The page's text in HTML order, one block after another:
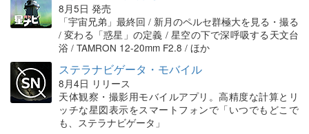
8月5日 発売
「宇宙兄弟」最終回 / 新月のペルセ群極大を見る・撮る
/ 変わる「惑星」の定義 / 星空の下で深呼吸する天文台
浴 / TAMRON 12-20mm F2.8 / ほか
ステラナビゲータ・モバイル
8月4日 リリース
天体観察・撮影用モバイルアプリ。高精度な計算とリ
ッチな星図表示をスマートフォンで「いつでもどこで
も、ステラナビゲータ」